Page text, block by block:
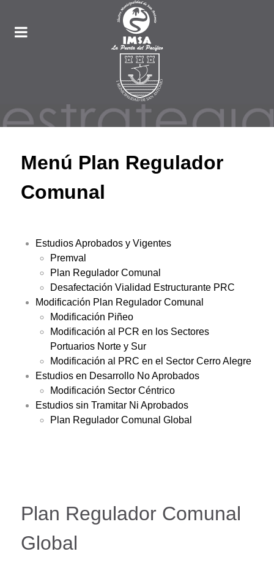
Menú Plan Regulador
Comunal
Estudios Aprobados y Vigentes
Premval
Plan Regulador Comunal
Desafectación Vialidad Estructurante PRC
Modificación Plan Regulador Comunal
Modificación Piñeo
Modificación al PCR en los Sectores
Portuarios Norte y Sur
Modificación al PRC en el Sector Cerro Alegre
Estudios en Desarrollo No Aprobados
Modificación Sector Céntrico
Estudios sin Tramitar Ni Aprobados
Plan Regulador Comunal Global
Plan Regulador Comunal
Global